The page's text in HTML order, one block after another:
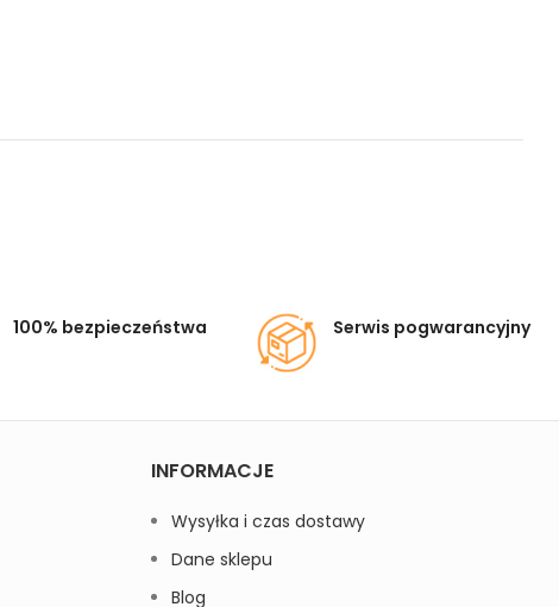
100% bezpieczeństwa Serwis pogwarancyjny
INFORMACJE
Wysyłka i czas dostawy
Dane sklepu
Blog